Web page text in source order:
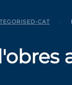
CAT